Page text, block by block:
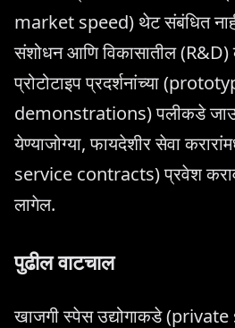
market speed) थेट संबंधित
संशोधन आणि विकासातील (R&D)
प्रोटोटाइप प्रदर्शनांच्या
demonstrations) पलीकडे
येण्याजोग्या, फायदेशीर सेवा
service contracts) प्रवेश
लागेल.
पुढील वाटचाल
खाजगी स्पेस उद्योगाकडे